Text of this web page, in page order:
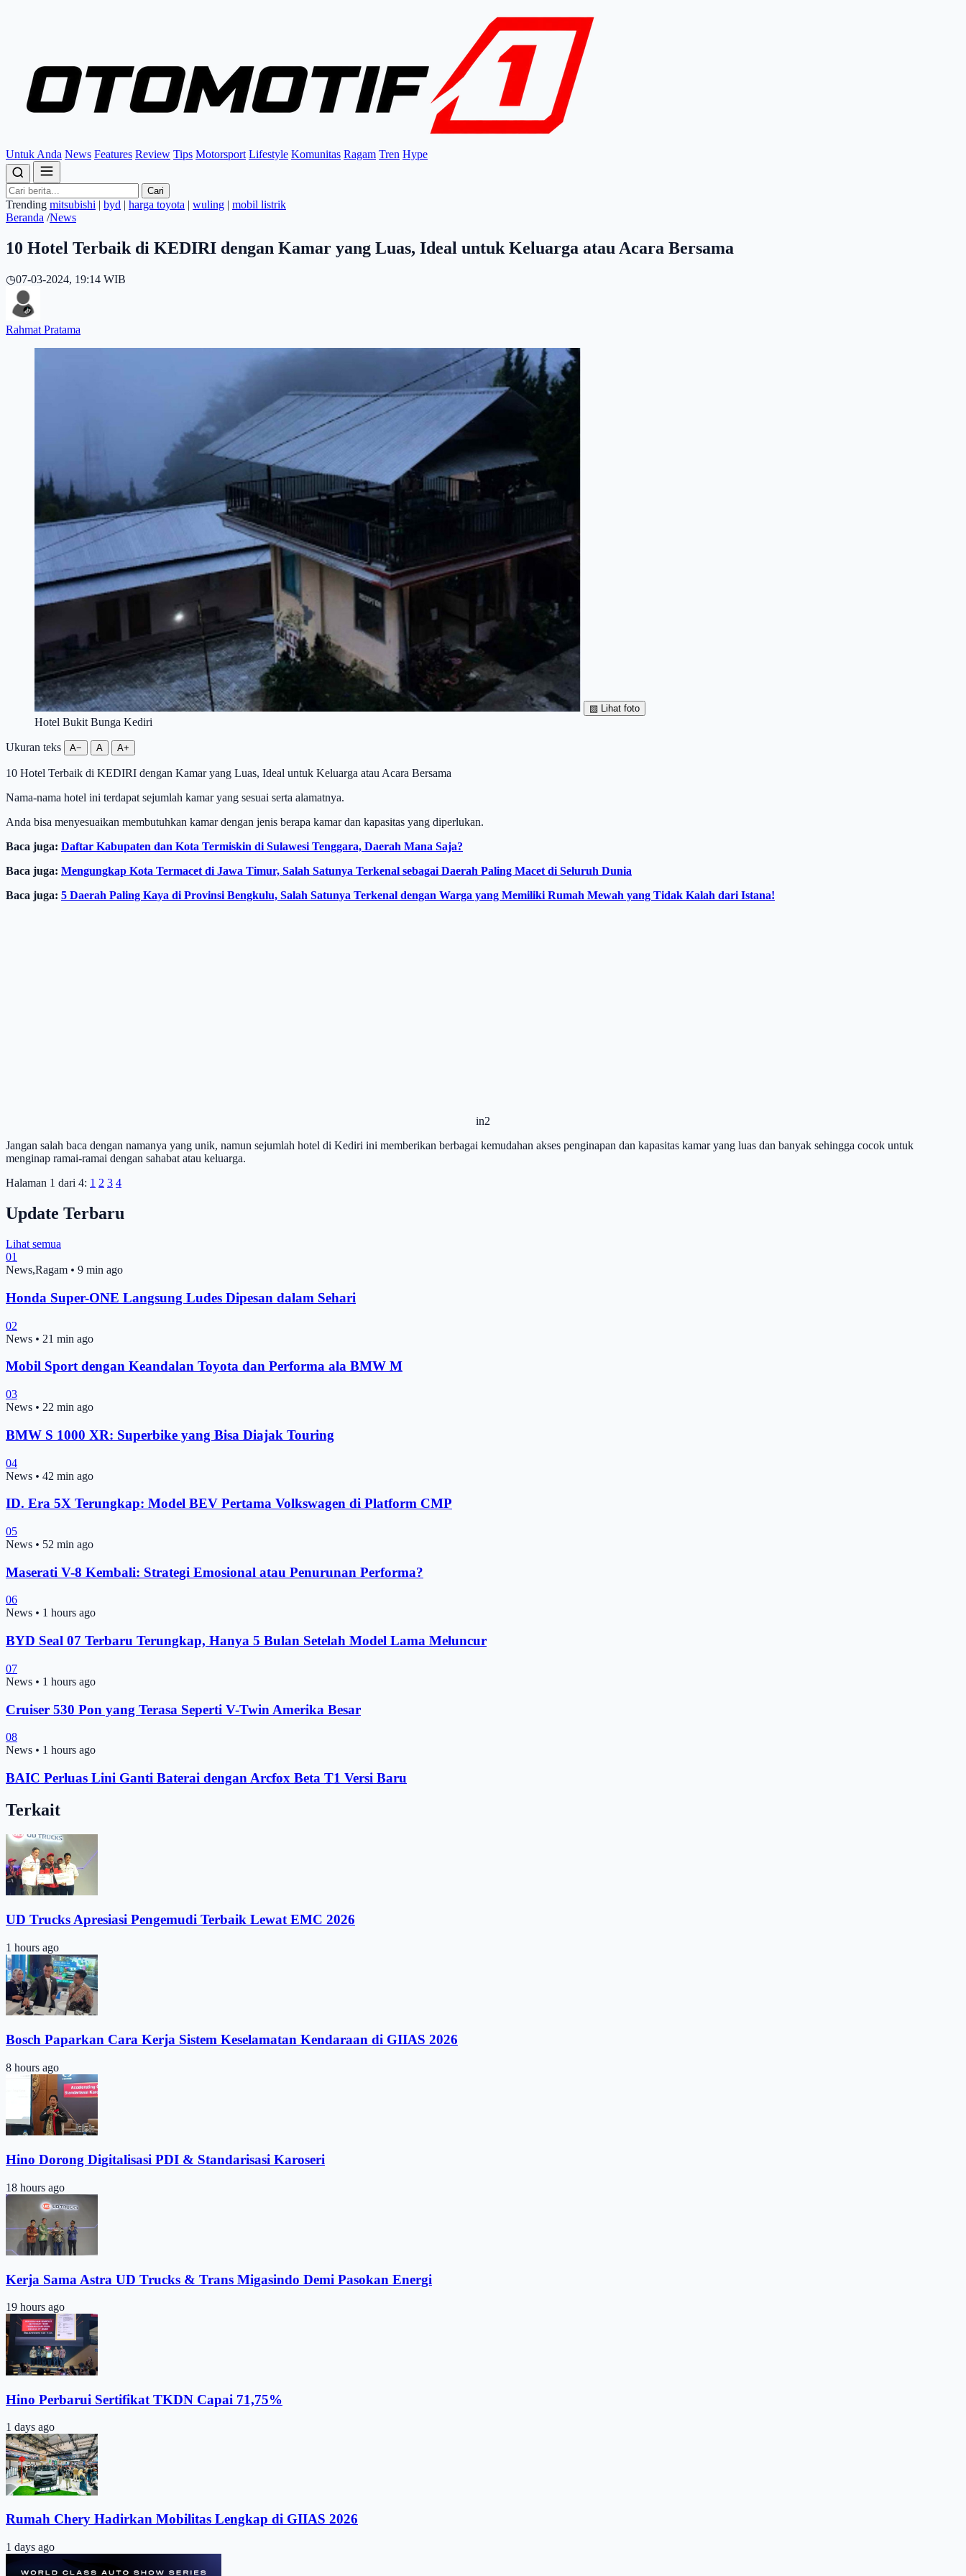
Untuk Anda News Features Review Tips Motorsport Lifestyle Komunitas Ragam Tren Hype
Cari
Trending mitsubishi | byd | harga toyota | wuling | mobil listrik
Beranda /News
10 Hotel Terbaik di KEDIRI dengan Kamar yang Luas, Ideal untuk Keluarga atau Acara Bersama
◷07-03-2024, 19:14 WIB
Rahmat Pratama
▧ Lihat foto
Hotel Bukit Bunga Kediri
Ukuran teks A− A A+
10 Hotel Terbaik di KEDIRI dengan Kamar yang Luas, Ideal untuk Keluarga atau Acara Bersama
Nama-nama hotel ini terdapat sejumlah kamar yang sesuai serta alamatnya.
Anda bisa menyesuaikan membutuhkan kamar dengan jenis berapa kamar dan kapasitas yang diperlukan.
Baca juga: Daftar Kabupaten dan Kota Termiskin di Sulawesi Tenggara, Daerah Mana Saja?
Baca juga: Mengungkap Kota Termacet di Jawa Timur, Salah Satunya Terkenal sebagai Daerah Paling Macet di Seluruh Dunia
Baca juga: 5 Daerah Paling Kaya di Provinsi Bengkulu, Salah Satunya Terkenal dengan Warga yang Memiliki Rumah Mewah yang Tidak Kalah dari Istana!
in2
Jangan salah baca dengan namanya yang unik, namun sejumlah hotel di Kediri ini memberikan berbagai kemudahan akses penginapan dan kapasitas kamar yang luas dan banyak sehingga cocok untuk
menginap ramai-ramai dengan sahabat atau keluarga.
Halaman 1 dari 4: 1 2 3 4
Update Terbaru
Lihat semua
01
News,Ragam • 9 min ago
Honda Super-ONE Langsung Ludes Dipesan dalam Sehari
02
News • 21 min ago
Mobil Sport dengan Keandalan Toyota dan Performa ala BMW M
03
News • 22 min ago
BMW S 1000 XR: Superbike yang Bisa Diajak Touring
04
News • 42 min ago
ID. Era 5X Terungkap: Model BEV Pertama Volkswagen di Platform CMP
05
News • 52 min ago
Maserati V-8 Kembali: Strategi Emosional atau Penurunan Performa?
06
News • 1 hours ago
BYD Seal 07 Terbaru Terungkap, Hanya 5 Bulan Setelah Model Lama Meluncur
07
News • 1 hours ago
Cruiser 530 Pon yang Terasa Seperti V-Twin Amerika Besar
08
News • 1 hours ago
BAIC Perluas Lini Ganti Baterai dengan Arcfox Beta T1 Versi Baru
Terkait
UD Trucks Apresiasi Pengemudi Terbaik Lewat EMC 2026
1 hours ago
Bosch Paparkan Cara Kerja Sistem Keselamatan Kendaraan di GIIAS 2026
8 hours ago
Hino Dorong Digitalisasi PDI & Standarisasi Karoseri
18 hours ago
Kerja Sama Astra UD Trucks & Trans Migasindo Demi Pasokan Energi
19 hours ago
Hino Perbarui Sertifikat TKDN Capai 71,75%
1 days ago
Rumah Chery Hadirkan Mobilitas Lengkap di GIIAS 2026
1 days ago